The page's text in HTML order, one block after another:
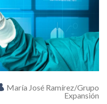
María José Ramírez/Grupo
Expansión